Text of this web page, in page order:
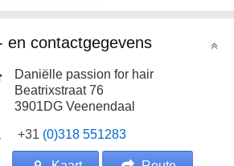
en contactgegevens
Daniëlle passion for hair
Beatrixstraat 76
3901DGVeenendaal
+31 (0)318 551283